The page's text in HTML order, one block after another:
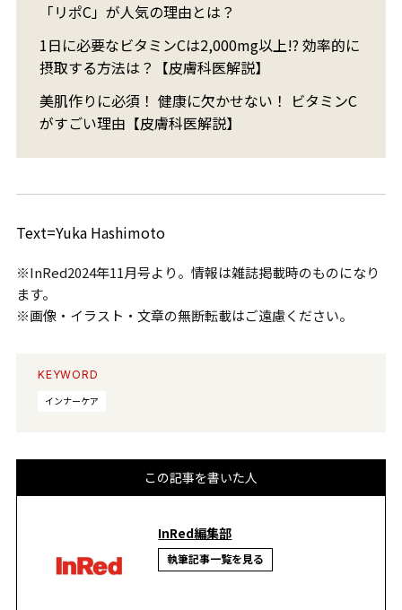
「リポC」が人気の理由とは？
1日に必要なビタミンCは2,000mg以上!? 効率的に
摂取する方法は？【皮膚科医解説】
美肌作りに必須！ 健康に欠かせない！ ビタミンC
がすごい理由【皮膚科医解説】
Text=Yuka Hashimoto
※InRed2024年11月号より。情報は雑誌掲載時のものになり
ます。
※画像・イラスト・文章の無断転載はご遠慮ください。
KEYWORD
インナーケア
この記事を書いた人
InRed編集部
執筆記事一覧を見る